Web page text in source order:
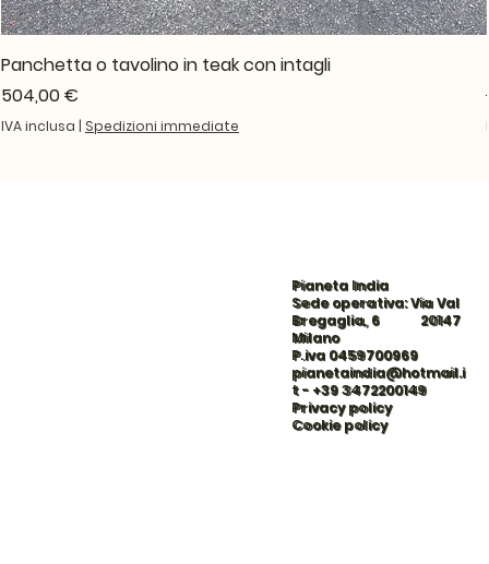
Panchetta o tavolino in teak con intagli
Prezzo
504,00 €
IVA inclusa | Spedizioni immediate
Pianeta India
Sede operativa: Via Val
Bregaglia, 6 20147
Milano
P.iva 0459700969
pianetaindia@hotmail.i
t- +39 3472200149
Privacy policy
Cookie policy